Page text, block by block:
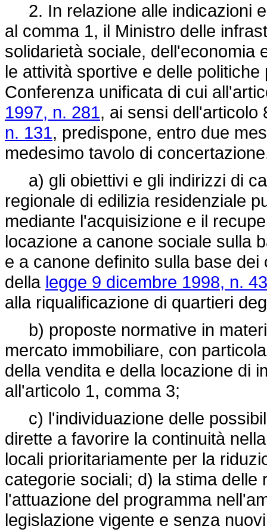
2. In relazione alle indicazioni
al comma 1, il Ministro delle
solidarietà sociale, dell'economia
le attività sportive e delle
Conferenza unificata di cui
1997, n. 281, ai sensi
n. 131, predispone, entro due
medesimo tavolo di
a) gli obiettivi e gli indirizzi di
regionale di edilizia residenziale
mediante l'acquisizione e il
locazione a canone sociale sulla
e a canone definito sulla base
della legge 9 dicembre 1998, n.
alla riqualificazione di quartieri
b) proposte normative in
mercato immobiliare, con
della vendita e della locazione di
all'articolo 1, comma 3;
c) l'individuazione delle
dirette a favorire la continuità
locali prioritariamente per la
categorie sociali; d) la stima
l'attuazione del programma
legislazione vigente e senza